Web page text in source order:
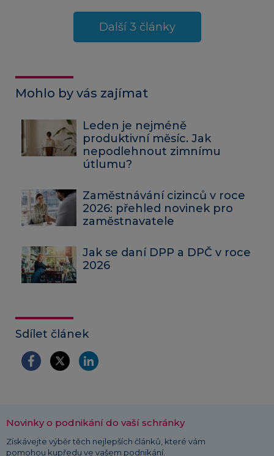
Další 3 články
Mohlo by vás zajímat
Leden je nejméně
produktivní měsíc. Jak
nepodlehnout zimnímu
útlumu?
Zaměstnávání cizinců v roce
2026: přehled novinek pro
zaměstnavatele
Jak se daní DPP a DPČ v roce
2026
Sdílet článek
Novinky o podnikání do vaší schránky
Získávejte výběr těch nejlepších článků, které vám
pomohou kupředu ve vašem podnikání.